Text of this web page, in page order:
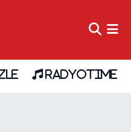
RADYOTIME